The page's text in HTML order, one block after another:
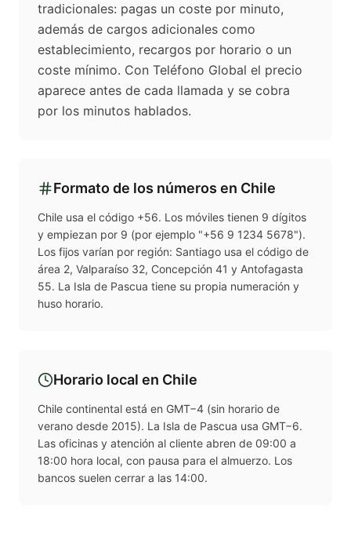
tradicionales: pagas un coste por minuto,
además de cargos adicionales como
establecimiento, recargos por horario o un
coste mínimo. Con Teléfono Global el precio
aparece antes de cada llamada y se cobra
por los minutos hablados.
Formato de los números en Chile
Chile usa el código +56. Los móviles tienen 9 dígitos
y empiezan por 9 (por ejemplo "+56 9 1234 5678").
Los fijos varían por región: Santiago usa el código de
área 2, Valparaíso 32, Concepción 41 y Antofagasta
55. La Isla de Pascua tiene su propia numeración y
huso horario.
Horario local en Chile
Chile continental está en GMT−4 (sin horario de
verano desde 2015). La Isla de Pascua usa GMT−6.
Las oficinas y atención al cliente abren de 09:00 a
18:00 hora local, con pausa para el almuerzo. Los
bancos suelen cerrar a las 14:00.